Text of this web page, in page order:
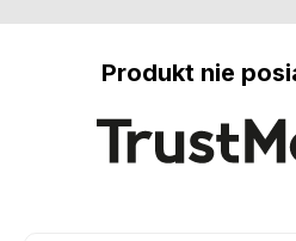
Produkt nie